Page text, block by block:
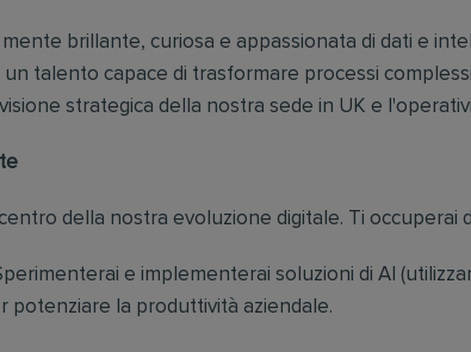
brillante, curiosa e appassionata di dati e
talento capace di trasformare processi
strategica della nostra sede in UK e
della nostra evoluzione digitale. Ti occuperai
e implementerai soluzioni di AI
potenziare la produttività aziendale.